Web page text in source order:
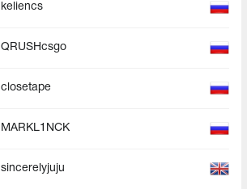
keliencs
QRUSHcsgo
closetape
MARKL1NCK
sincerelyjuju